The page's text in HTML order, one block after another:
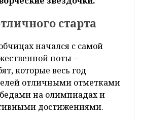
старта
начался с самой
ноты –
которые весь год
отличными отметками
на олимпиадах и
достижениями.